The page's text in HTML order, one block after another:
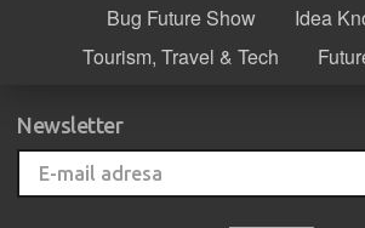
Bug Future Show
Idea
Tourism, Travel & Tech
Newsletter